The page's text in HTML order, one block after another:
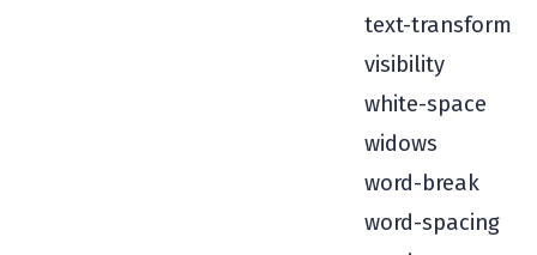
text-transform
visibility
white-space
widows
word-break
word-spacing